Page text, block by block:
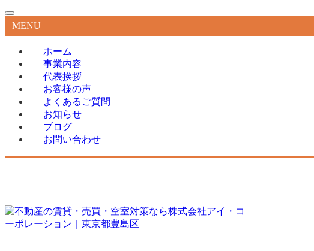
MENU
ホーム
事業内容
代表挨拶
お客様の声
よくあるご質問
お知らせ
ブログ
お問い合わせ